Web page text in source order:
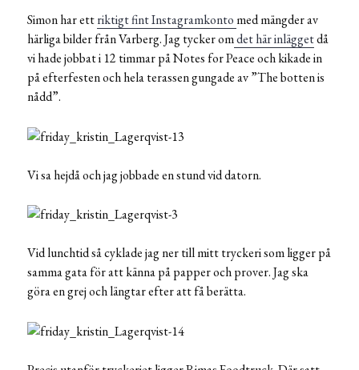
Simon har ettriktigt fint Instagramkonto med mängder av
härliga bilder från Varberg. Jag tycker omdet här inläggetdå
vi hade jobbat i 12 timmar på Notes for Peace och kikade in
på efterfesten och hela terassen gungade av ”The botten is
nådd”.
Vi sa hejdå och jag jobbade en stund vid datorn.
Vid lunchtid så cyklade jag ner till mitt tryckeri som ligger på
samma gata för att känna på papper och prover. Jag ska
göra en grej och längtar efter att få berätta.